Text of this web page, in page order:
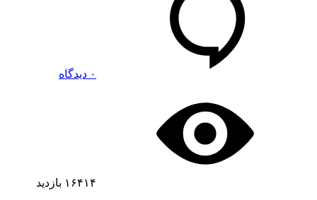
۰ دیدگاه
۱۶۴۱۴ بازدید